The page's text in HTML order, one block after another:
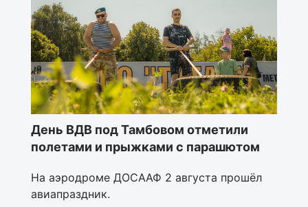
День ВДВ под Тамбовом отметили
полетами и прыжками с парашютом
На аэродроме ДОСААФ 2 августа прошёл
авиапраздник.